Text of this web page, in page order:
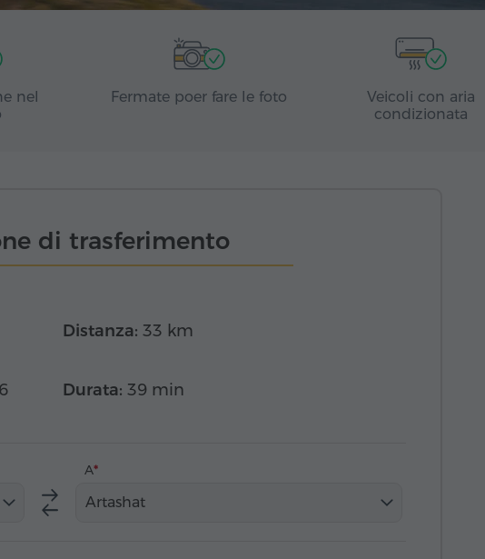
nel
Fermate poer fare le foto
Veicoli con aria
condizionata
di trasferimento
Distanza: 33 km
Durata: 39 min
A
Artashat